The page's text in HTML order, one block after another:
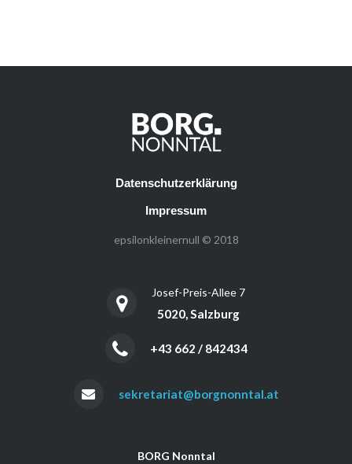
Datenschutzerklärung
Impressum
epsilonkleinernull © 2018
Josef-Preis-Allee 7
5020, Salzburg
+43 662 / 842434
sekretariat@borgnonntal.at
BORG Nonntal